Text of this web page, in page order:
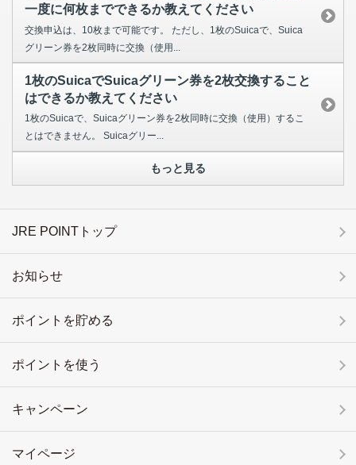
一度に何枚までできるか教えてください
交換申込は、10枚まで可能です。 ただし、1枚のSuicaで、Suica
グリーン券を2枚同時に交換（使用...
1枚のSuicaでSuicaグリーン券を2枚交換すること
はできるか教えてください
1枚のSuicaで、Suicaグリーン券を2枚同時に交換（使用）するこ
とはできません。 Suicaグリー...
もっと見る
JRE POINTトップ
お知らせ
ポイントを貯める
ポイントを使う
キャンペーン
マイページ